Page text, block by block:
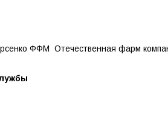
ФФМ Отечественная фарм